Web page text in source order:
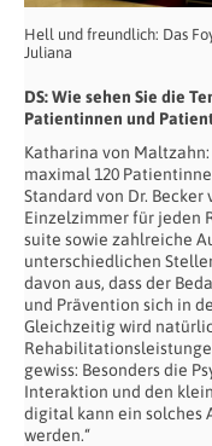
Hell und freundlich: Das
Juliana
DS: Wie sehen Sie die
Patientinnen und
Katharina von
maximal 120
Standard von Dr.
Einzelzimmer für jeden
suite sowie zahlreiche
unterschiedlichen
davon aus, dass der
und Prävention sich in
Gleichzeitig wird
gewiss: Besonders die
Interaktion und den
digital kann ein solches
werden.“